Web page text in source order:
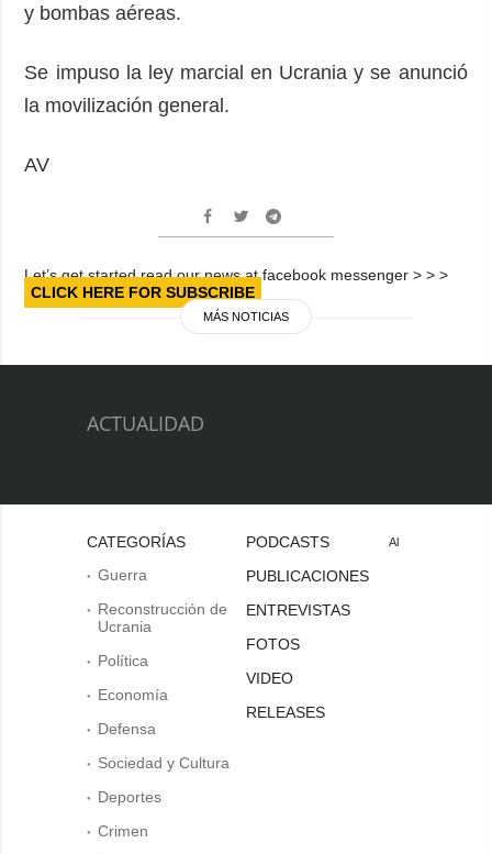
y bombas aéreas.
Se impuso la ley marcial en Ucrania y se anunció
la movilización general.
AV
Let’s get started read our news at facebook messenger > > >
CLICK HERE FOR SUBSCRIBE
MÁS NOTICIAS
ACTUALIDAD
CATEGORÍAS
Guerra
Reconstrucción de
Ucrania
Política
Economía
Defensa
Sociedad y Cultura
Deportes
Crimen
PODCASTS
PUBLICACIONES
ENTREVISTAS
FOTOS
VIDEO
RELEASES
Al